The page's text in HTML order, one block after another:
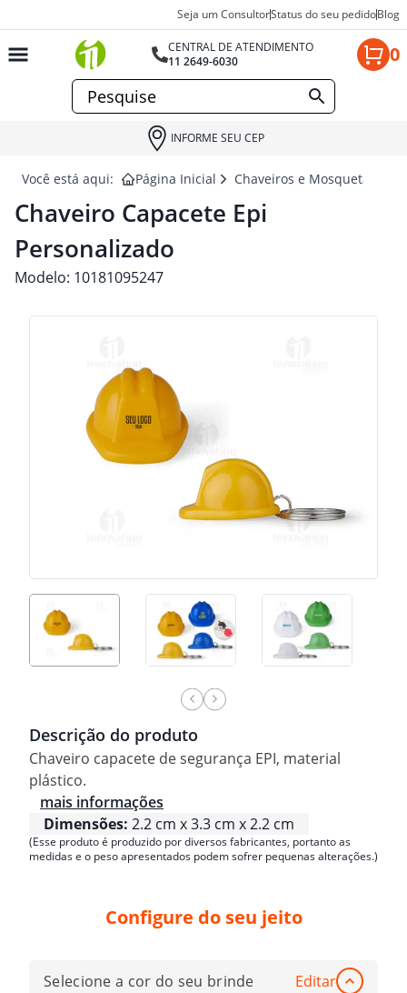
Seja um ConsultorStatus do seu pedidoBlog
CENTRAL DE ATENDIMENTO
11 2649-6030
0
INFORME SEU CEP
Você está aqui: Página Inicial Chaveiros e Mosquetão
Chaveiro Capacete Epi
Personalizado
Modelo: 10181095247
Descrição do produto
Chaveiro capacete de segurança EPI, material
plástico.
mais informações
Dimensões: 2.2 cm x 3.3 cm x 2.2 cm
(Esse produto é produzido por diversos fabricantes, portanto as
medidas e o peso apresentados podem sofrer pequenas alterações.)
Configure do seu jeito
Selecione a cor do seu brinde Editar